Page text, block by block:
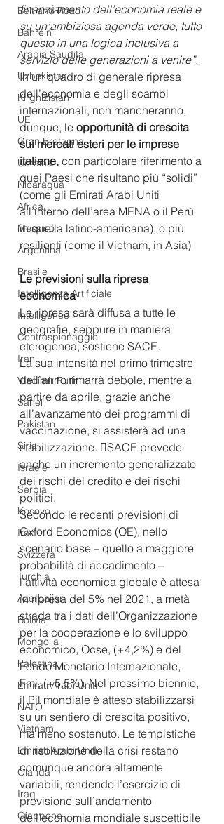
Belt and Road
Bahrein
Arabia Saudita
Uzbekistan
Kirghizistan
UE
Gran Bretagna
Ucraina
Nicaragua
Africa
Messico
Argentina
Brasile
Intelligenza Artificiale
Intelligence
Controspionaggio
Iran
Vladimir Putin
Sahel
Pakistan
Siria
Israele
Serbia
Kosovo
Iran
Svizzera
Turchia
Azerbaijan
Bolivia
Mongolia
Palestina
Emirati Arabi Uniti
NATO
Vietnam
Emirati Arabi Uniti
Olanda
Iraq
Giappone
finanziamento dell’economia reale e
su un’ambiziosa agenda verde, tutto
questo in una logica inclusiva a
servizio delle generazioni a venire”.
In un quadro di generale ripresa
dell’economia e degli scambi
internazionali, non mancheranno,
dunque, le opportunità di crescita
sui mercati esteri per le imprese
italiane, con particolare riferimento a
quei Paesi che risultano più “solidi”
(come gli Emirati Arabi Uniti
all’interno dell’area MENA o il Perù
in quella latino-americana), o più
resilienti (come il Vietnam, in Asia)
Le previsioni sulla ripresa
economica
La ripresa sarà diffusa a tutte le
geografie, seppure in maniera
eterogenea, sostiene SACE.
La sua intensità nel primo trimestre
dell’anno rimarrà debole, mentre a
partire da aprile, grazie anche
all’avanzamento dei programmi di
vaccinazione, si assisterà ad una
stabilizzazione. SACE prevede
anche un incremento generalizzato
dei rischi del credito e dei rischi
politici.
Secondo le recenti previsioni di
Oxford Economics (OE), nello
scenario base – quello a maggiore
probabilità di accadimento –
l’attività economica globale è attesa
in ripresa del 5% nel 2021, a metà
strada tra i dati dell’Organizzazione
per la cooperazione e lo sviluppo
economico, Ocse, (+4,2%) e del
Fondo Monetario Internazionale,
Fmi, (+5,5%). Nel prossimo biennio,
il Pil mondiale è atteso stabilizzarsi
su un sentiero di crescita positivo,
ma meno sostenuto. Le tempistiche
di risoluzione della crisi restano
comunque ancora altamente
variabili, rendendo l’esercizio di
previsione sull’andamento
dell’economia mondiale suscettibile